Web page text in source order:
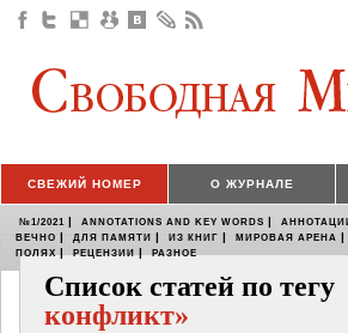
СВЕЖИЙ НОМЕР О ЖУРНАЛЕ
№1/2021 | ANNOTATIONS AND KEY WORDS |
ВЕЧНО | ДЛЯ ПАМЯТИ | ИЗ КНИГ | МИРОВАЯ АРЕНА |
ПОЛЯХ | РЕЦЕНЗИИ | РАЗНОЕ
Список статей по тегу
конфликт»